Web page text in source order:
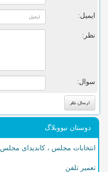
ایمیل:
نظر:
سوال:
دوستان نیووبلاگ
انتخابات مجلس ، کاندیدای مجلس
تعمیر تلفن